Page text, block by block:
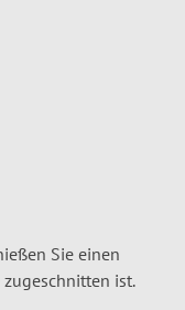
Sie einen
ist.